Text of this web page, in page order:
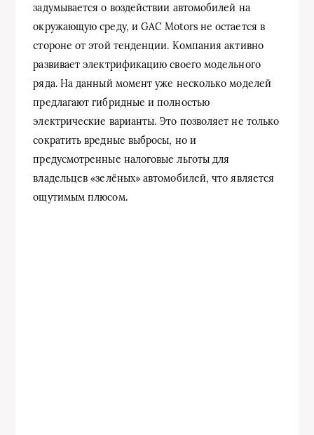
задумывается о воздействии автомобилей на
окружающую среду, и GAC Motors не остается в
стороне от этой тенденции. Компания активно
развивает электрификацию своего модельного
ряда. На данный момент уже несколько моделей
предлагают гибридные и полностью
электрические варианты. Это позволяет не только
сократить вредные выбросы, но и
предусмотренные налоговые льготы для
владельцев «зелёных» автомобилей, что является
ощутимым плюсом.